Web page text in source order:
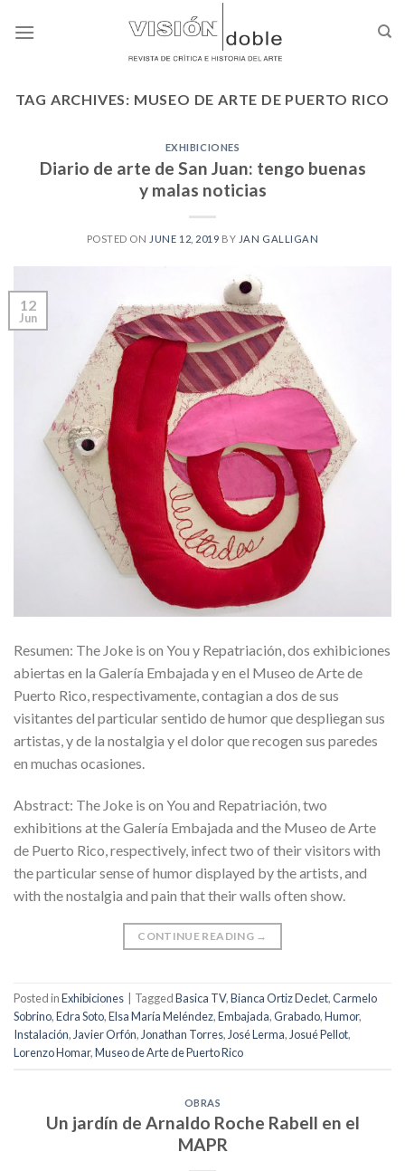
TAG ARCHIVES: MUSEO DE ARTE DE PUERTO RICO
EXHIBICIONES
Diario de arte de San Juan: tengo buenas
y malas noticias
POSTED ON JUNE 12, 2019 BY JAN GALLIGAN
12
Jun
Resumen: The Joke is on You y Repatriación, dos exhibiciones
abiertas en la Galería Embajada y en el Museo de Arte de
Puerto Rico, respectivamente, contagian a dos de sus
visitantes del particular sentido de humor que despliegan sus
artistas, y de la nostalgia y el dolor que recogen sus paredes
en muchas ocasiones.
Abstract: The Joke is on You and Repatriación, two
exhibitions at the Galería Embajada and the Museo de Arte
de Puerto Rico, respectively, infect two of their visitors with
the particular sense of humor displayed by the artists, and
with the nostalgia and pain that their walls often show.
CONTINUE READING →
Posted inExhibiciones TaggedBasica TV,Bianca Ortiz Declet,Carmelo
Sobrino,Edra Soto,Elsa María Meléndez,Embajada,Grabado,Humor,
Instalación, Javier Orfón, Jonathan Torres, José Lerma, Josué Pellot,
Lorenzo Homar,Museo de Arte de Puerto Rico
OBRAS
Un jardín de Arnaldo Roche Rabell en el
MAPR